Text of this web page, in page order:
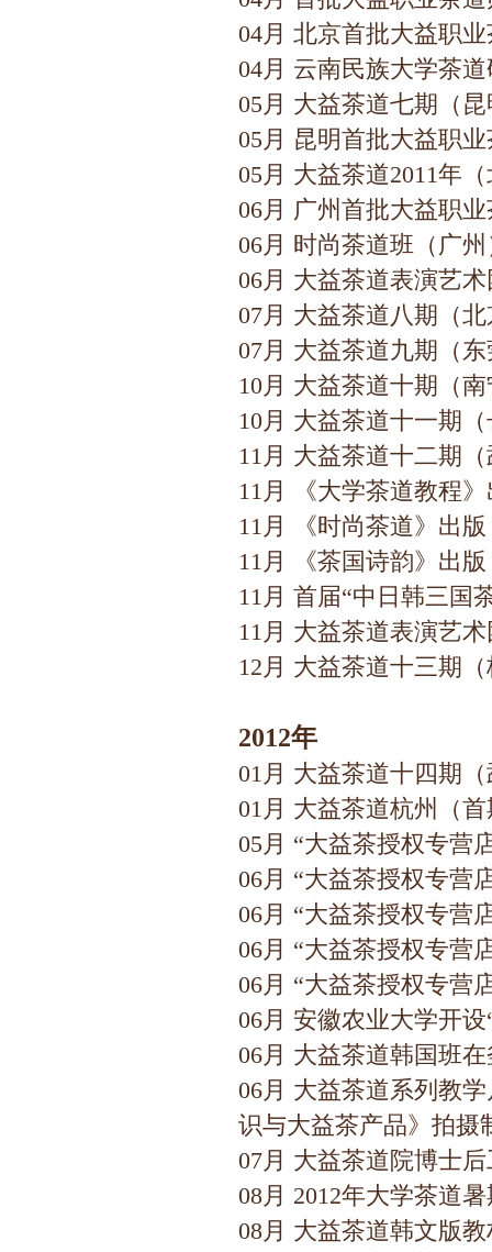
04月 北京首批大益职
04月 云南民族大学茶
05月 大益茶道七期（
05月 昆明首批大益职
05月 大益茶道2011年
06月 广州首批大益职
06月 时尚茶道班（广
06月 大益茶道表演艺
07月 大益茶道八期（
07月 大益茶道九期（
10月 大益茶道十期（
10月 大益茶道十一期
11月 大益茶道十二期
11月 《大学茶道教程
11月 《时尚茶道》出版
11月 《茶国诗韵》出版
11月 首届“中日韩三国
11月 大益茶道表演艺
12月 大益茶道十三期
2012年
01月 大益茶道十四期
01月 大益茶道杭州（
05月 “大益茶授权专营
06月 “大益茶授权专营
06月 “大益茶授权专营
06月 “大益茶授权专营
06月 “大益茶授权专营
06月 安徽农业大学开
06月 大益茶道韩国班
06月 大益茶道系列教
识与大益茶产品》拍摄
07月 大益茶道院博士
08月 2012年大学茶道
08月 大益茶道韩文版